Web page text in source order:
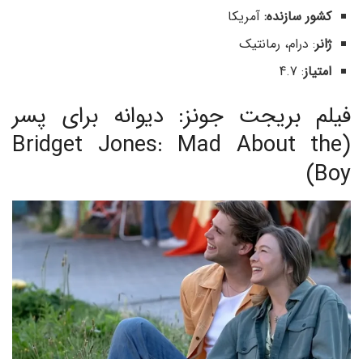
کشور سازنده: آمریکا
ژانر: درام، رمانتیک
امتیاز: 4.7
فیلم بریجت جونز: دیوانه برای پسر
(Bridget Jones: Mad About the
Boy)